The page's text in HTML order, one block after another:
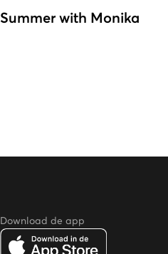
Summer with Monika
Download de app